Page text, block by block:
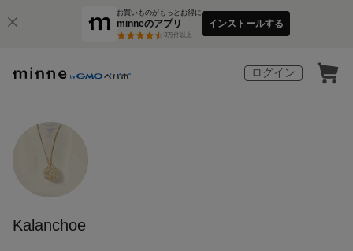
お買いものがもっとお得に
minneのアプリ
3万件以上
インストールする
ログイン
Kalanchoe